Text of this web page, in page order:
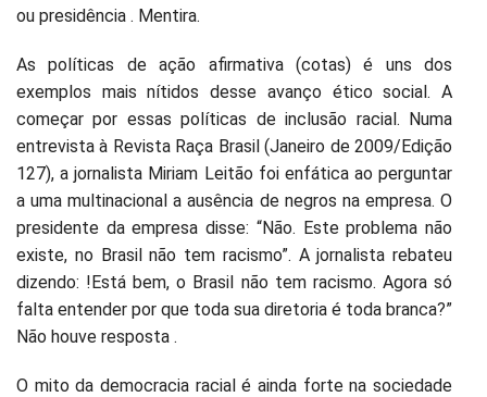
ou presidência . Mentira.
As políticas de ação afirmativa (cotas) é uns dos
exemplos mais nítidos desse avanço ético social. A
começar por essas políticas de inclusão racial. Numa
entrevista à Revista Raça Brasil (Janeiro de 2009/Edição
127), a jornalista Miriam Leitão foi enfática ao perguntar
a uma multinacional a ausência de negros na empresa. O
presidente da empresa disse: “Não. Este problema não
existe, no Brasil não tem racismo”. A jornalista rebateu
dizendo: !Está bem, o Brasil não tem racismo. Agora só
falta entender por que toda sua diretoria é toda branca?”
Não houve resposta .
O mito da democracia racial é ainda forte na sociedade